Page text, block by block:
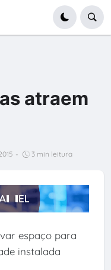
atraem
- 3 min leitura
espaço para
instalada